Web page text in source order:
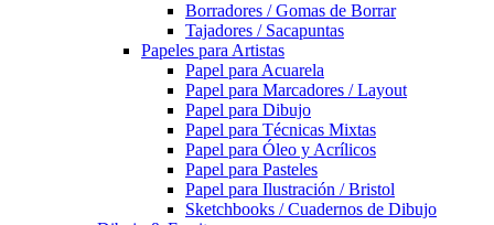
Borradores / Gomas de Borrar
Tajadores / Sacapuntas
Papeles para Artistas
Papel para Acuarela
Papel para Marcadores / Layout
Papel para Dibujo
Papel para Técnicas Mixtas
Papel para Óleo y Acrílicos
Papel para Pasteles
Papel para Ilustración / Bristol
Sketchbooks / Cuadernos de Dibujo